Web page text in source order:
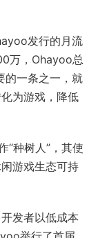
发行的月流
万，Ohayoo总
的一条之一，就
为游戏，降低
“种树人”，其使
游戏生态可持
发者以低成本